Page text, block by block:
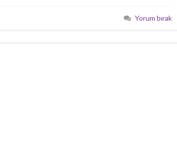
Yorum bırak